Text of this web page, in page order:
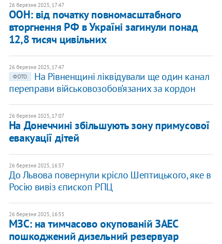
26 березня 2025, 17:47
ООН: від початку повномасштабного
вторгнення РФ в Україні загинули понад
12,8 тисяч цивільних
26 березня 2025, 17:47
ФОТО
На Рівненщині ліквідували ще один канал
переправи військовозобов’язаних за кордон
26 березня 2025, 17:07
На Донеччині збільшують зону примусової
евакуації дітей
26 березня 2025, 16:57
До Львова повернули крісло Шептицького, яке в
Росію вивіз єпископ РПЦ
26 березня 2025, 16:55
МЗС: на тимчасово окупованій ЗАЕС
пошкоджений дизельний резервуар